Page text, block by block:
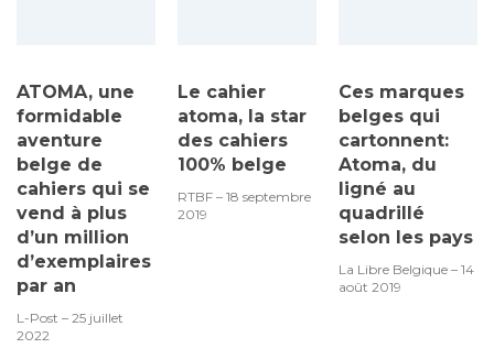
ATOMA, une
formidable
aventure
belge de
cahiers qui se
vend à plus
d’un million
d’exemplaires
par an
L-Post – 25 juillet
2022
Le cahier
atoma, la star
des cahiers
100% belge
RTBF – 18 septembre
2019
Ces marques
belges qui
cartonnent:
Atoma, du
ligné au
quadrillé
selon les pays
La Libre Belgique – 14
août 2019